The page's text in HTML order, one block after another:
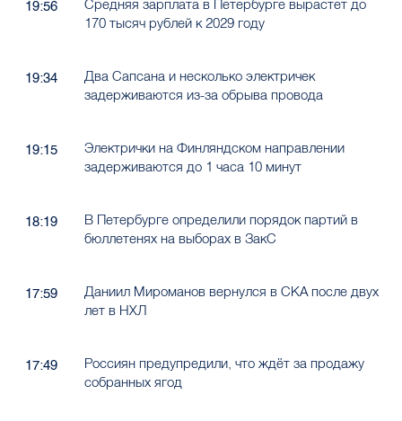
19:56
Средняя зарплата в Петербурге вырастет до
170 тысяч рублей к 2029 году
19:34
Два Сапсана и несколько электричек
задерживаются из-за обрыва провода
19:15
Электрички на Финляндском направлении
задерживаются до 1 часа 10 минут
18:19
В Петербурге определили порядок партий в
бюллетенях на выборах в ЗакС
17:59
Даниил Мироманов вернулся в СКА после двух
лет в НХЛ
17:49
Россиян предупредили, что ждёт за продажу
собранных ягод